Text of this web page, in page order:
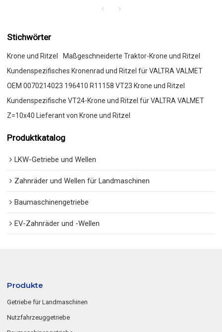
Stichwörter
Krone und Ritzel
Maßgeschneiderte Traktor-Krone und Ritzel
Kundenspezifisches Kronenrad und Ritzel für VALTRA VALMET
OEM 0070214023 196410 R11158 VT23 Krone und Ritzel
Kundenspezifische VT24-Krone und Ritzel für VALTRA VALMET
Z=10x40 Lieferant von Krone und Ritzel
Produktkatalog
LKW-Getriebe und Wellen
Zahnräder und Wellen für Landmaschinen
Baumaschinengetriebe
EV-Zahnräder und -Wellen
Produkte
Getriebe für Landmaschinen
Nutzfahrzeuggetriebe